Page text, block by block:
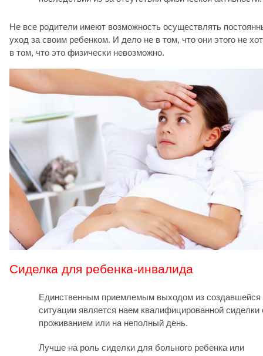
Не все родители имеют возможность осуществлять
уход за своим ребенком. И дело не в том, что они этого не
в том, что это физически невозможно.
Сиделка для ребенка-инвалида
Единственным приемлемым выходом из создавшейся
ситуации является наем квалифицированной сиделки
проживанием или на неполный день.
Лучше на роль сиделки для больного ребенка или